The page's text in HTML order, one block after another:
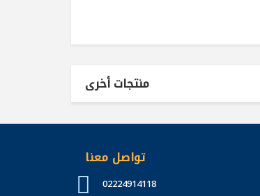
منتجات أخرى
تواصل معنا
02224914118